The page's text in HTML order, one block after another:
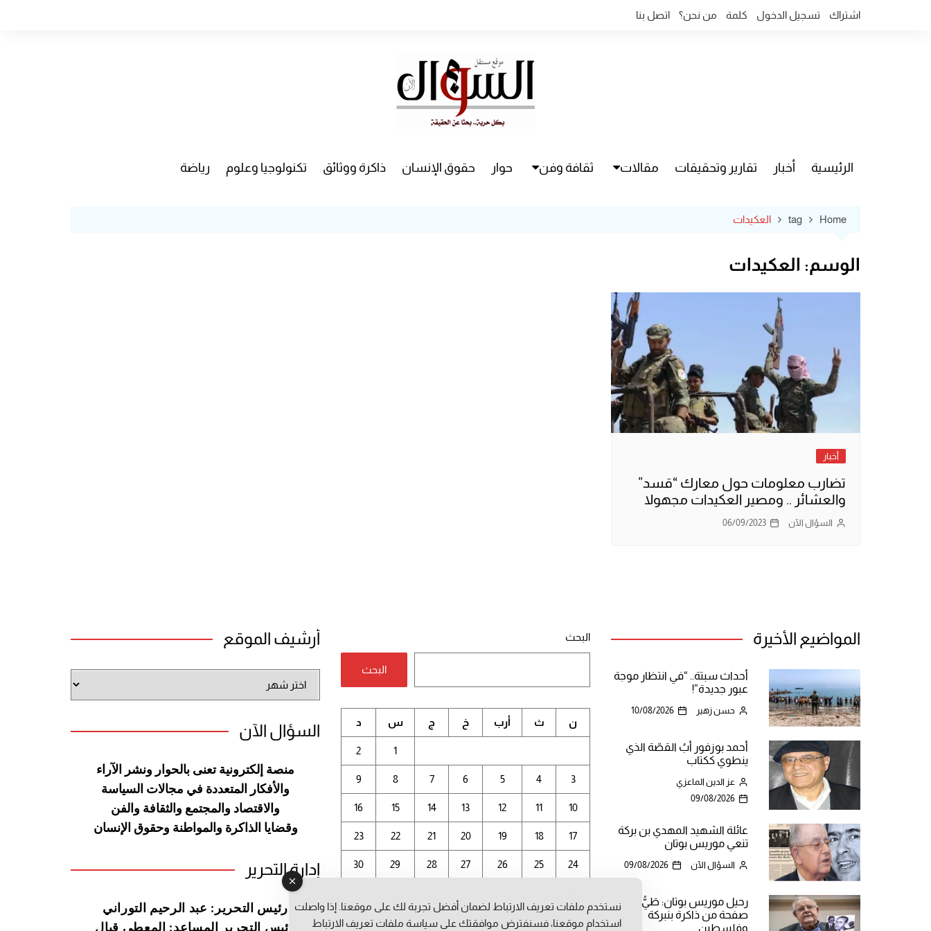
اشتراك تسجيل الدخول كلمة من نحن؟ اتصل بنا
الرئيسية أخبار تقارير وتحقيقات مقالات ثقافة وفن حوار حقوق الإنسان ذاكرة ووثائق تكنولوجيا وعلوم رياضة
Home
tag العكيدات
الوسم: العكيدات
أخبار
تضارب معلومات حول معارك “قسد”
والعشائر .. ومصير العكيدات مجهولا
السؤال الآن 06/09/2023
المواضيع الأخيرة
أحداث سبتة.. “في انتظار موجة
عبور جديدة”!
حسن زهير 10/08/2026
أحمد بوزفور أبُ القصّة الذي
ينطوي ككتاب
عز الدين الماعزي
09/08/2026
عائلة الشهيد المهدي بن بركة
تنعي موريس بوتان
السؤال الآن 09/08/2026
رحيل موريس بوتان: طَيُّ
صفحة من ذاكرة بنبركة
وفلسطين
البحث
البحث
أغسطس 2026
ن ث أرب خ ج س د
1
2
3
4
5
6
7
8
9
10
11
12
13
14
15
16
17
18
19
20
21
22
23
24
25
26
27
28
29
30
أرشيف الموقع
الموقع
السؤال الآن
منصة إلكترونية تعنى بالحوار ونشر
الآراء
والأفكار المتعددة في مجالات السياسة
والاقتصاد والمجتمع والثقافة والفن
وقضايا الذاكرة والمواطنة وحقوق الإنسان
إدارة التحرير
رئيس التحرير: عبد الرحيم التوراني
رئيس التحرير المساعد: المعطي قبال
نستخدم ملفات تعريف الارتباط لضمان أفضل تجربة لك على موقعنا. إذا واصلت
استخدام موقعنا، فسنفترض موافقتك على سياسة ملفات تعريف الارتباط